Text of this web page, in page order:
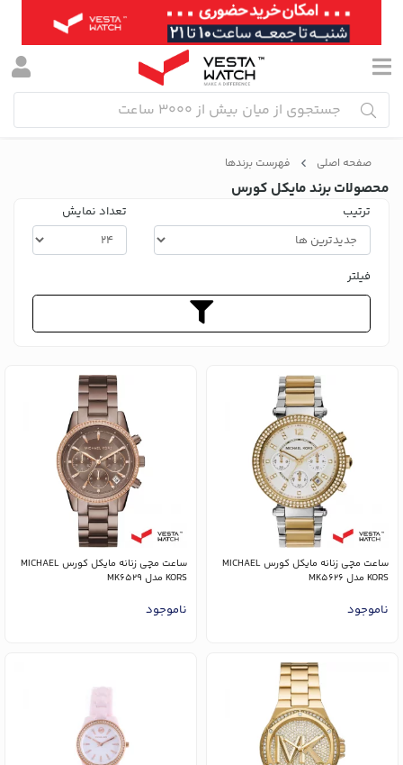
صفحه اصلی فهرست برندها
محصولات برند مایکل کورس
ترتیب تعداد نمایش
فیلتر
ساعت مچی زنانه مایکل کورس MICHAEL
KORS مدل MK5626
ناموجود
ساعت مچی زنانه مایکل کورس MICHAEL
KORS مدل MK6529
ناموجود